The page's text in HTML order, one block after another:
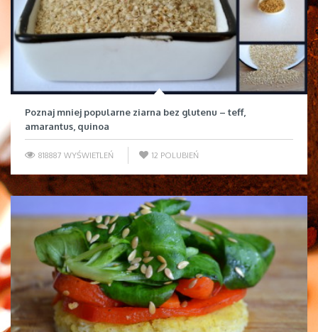
Poznaj mniej popularne ziarna bez glutenu – teff,
amarantus, quinoa
818887 WYŚWIETLEŃ 12 POLUBIEŃ